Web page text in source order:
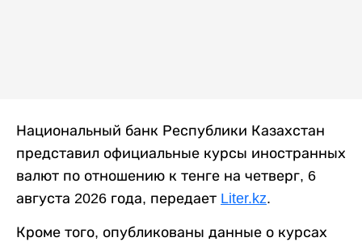
Национальный банк Республики Казахстан
представил официальные курсы иностранных
валют по отношению к тенге на четверг, 6
августа 2026 года, передает Liter.kz.
Кроме того, опубликованы данные о курсах